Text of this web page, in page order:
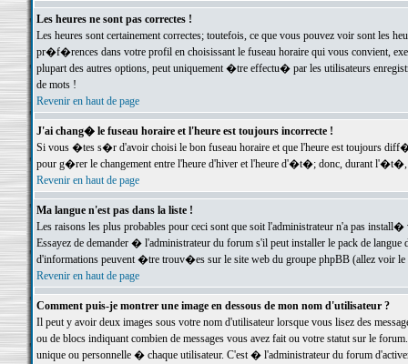
Les heures ne sont pas correctes !
Les heures sont certainement correctes; toutefois, ce que vous pouvez voir sont
pr�f�rences dans votre profil en choisissant le fuseau horaire qui vous convient,
plupart des autres options, peut uniquement �tre effectu� par les utilisateurs
de mots !
Revenir en haut de page
J'ai chang� le fuseau horaire et l'heure est toujours incorrecte !
Si vous �tes s�r d'avoir choisi le bon fuseau horaire et que l'heure est toujours
pour g�rer le changement entre l'heure d'hiver et l'heure d'�t�; donc, durant
Revenir en haut de page
Ma langue n'est pas dans la liste !
Les raisons les plus probables pour ceci sont que soit l'administrateur n'a pas
Essayez de demander � l'administrateur du forum s'il peut installer le pack de
d'informations peuvent �tre trouv�es sur le site web du groupe phpBB (allez voir le
Revenir en haut de page
Comment puis-je montrer une image en dessous de mon nom d'utilisateur ?
Il peut y avoir deux images sous votre nom d'utilisateur lorsque vous lisez des
ou de blocs indiquant combien de messages vous avez fait ou votre statut sur le
unique ou personnelle � chaque utilisateur. C'est � l'administrateur du forum